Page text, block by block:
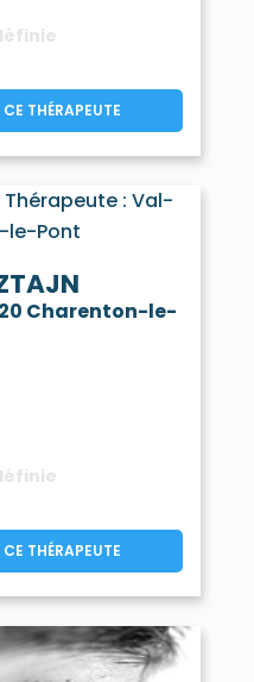
THÉRAPEUTE
Charenton-le-
THÉRAPEUTE